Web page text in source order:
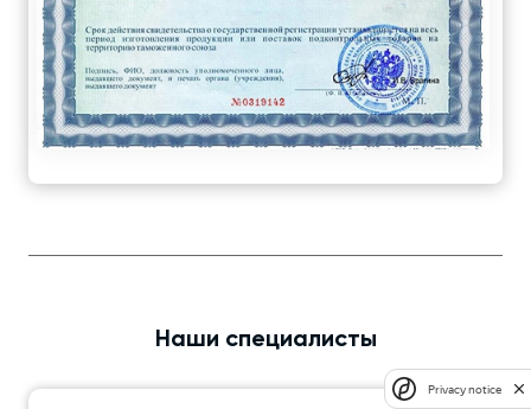
Наши специалисты
Privacy notice